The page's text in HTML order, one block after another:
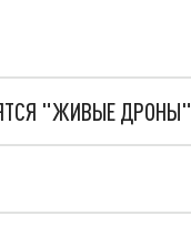
"ЖИВЫЕ ДРОНЫ"